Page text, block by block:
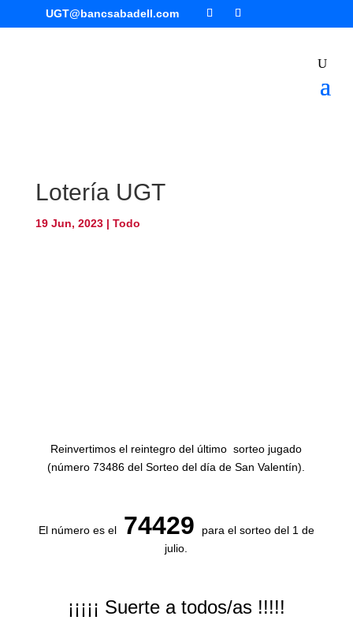
UGT@bancsabadell.com
Lotería UGT
19 Jun, 2023| Todo
Reinvertimos el reintegro del último sorteo jugado
(número 73486 del Sorteo del día de San Valentín).
El número es el 74429
para el sorteo del 1 de
julio.
¡¡¡¡¡ Suerte a todos/as !!!!!